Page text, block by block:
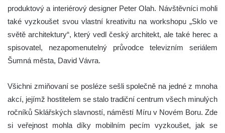
produktový a interiérový designer Peter Olah. Návštěvníci mohli
také vyzkoušet svou vlastní kreativitu na workshopu „Sklo ve
světě architektury“, který vedl český architekt, ale také herec a
spisovatel, nezapomenutelný průvodce televizním seriálem
Šumná města, David Vávra.
Všichni zmiňovaní se posléze sešli společně na jedné z mnoha
akcí, jejímž hostitelem se stalo tradiční centrum všech minulých
ročníků Sklářských slavností, náměstí Míru v Novém Boru. Zde
si veřejnost mohla díky mobilním pecím vyzkoušet, jak se